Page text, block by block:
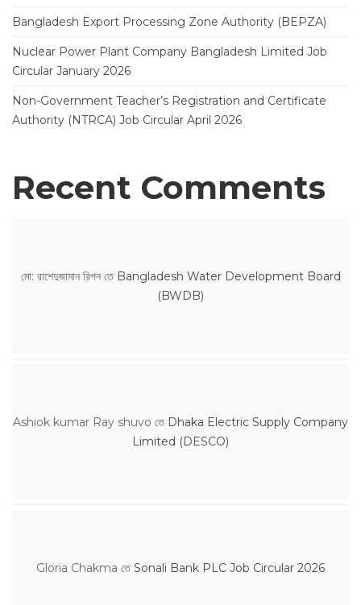
Bangladesh Export Processing Zone Authority (BEPZA)
Nuclear Power Plant Company Bangladesh Limited Job
Circular January 2026
Non-Government Teacher’s Registration and Certificate
Authority (NTRCA) Job Circular April 2026
Recent Comments
মো: রাশেদুজামান রিপনতে Bangladesh Water Development Board
(BWDB)
Ashiok kumar Ray shuvo তে Dhaka Electric Supply Company
Limited (DESCO)
Gloria Chakma তেSonali Bank PLC Job Circular 2026